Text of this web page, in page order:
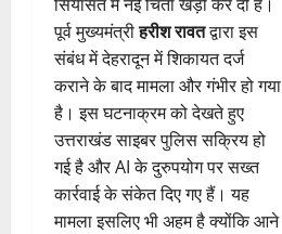
पूर्व मुख्यमंत्रीहरीश रावतद्वारा इस
संबंध में देहरादून में शिकायत दर्ज
कराने के बाद मामला और गंभीर हो गया
है। इस घटनाक्रम को देखते हुए
उत्तराखंड साइबर पुलिस सक्रिय हो
गई है और AI के दुरुपयोग पर सख्त
कार्रवाई के संकेत दिए गए हैं। यह
मामला इसलिए भी अहम है क्योंकि आने